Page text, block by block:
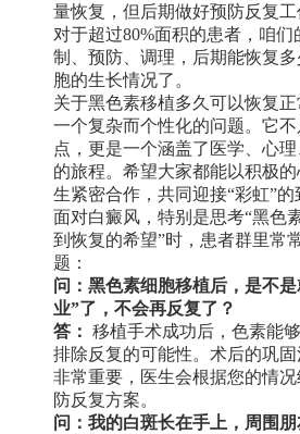
量恢复，但后期做好预防反复工
对于超过80%面积的患者，咱
制、预防、调理，后期能恢复
胞的生长情况了。
关于黑色素移植多久可以恢复
一个复杂而个性化的问题。它
点，更是一个涵盖了医学、心
的旅程。希望大家都能以积极
生紧密合作，共同迎接“彩虹”的
面对白癜风，特别是思考“黑色
到恢复的希望”时，患者群里常
题：
问：黑色素细胞移植后，是不
业”了，不会再反复了？
答： 移植手术成功后，色素能
排除反复的可能性。术后的巩
非常重要，医生会根据您的情
防反复方案。
问：我的白斑长在手上，周围朋